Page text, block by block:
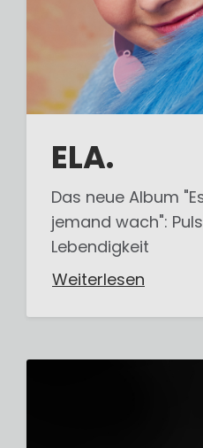
ELA.
Das neue Album
jemand wach":
Lebendigkeit
Weiterlesen